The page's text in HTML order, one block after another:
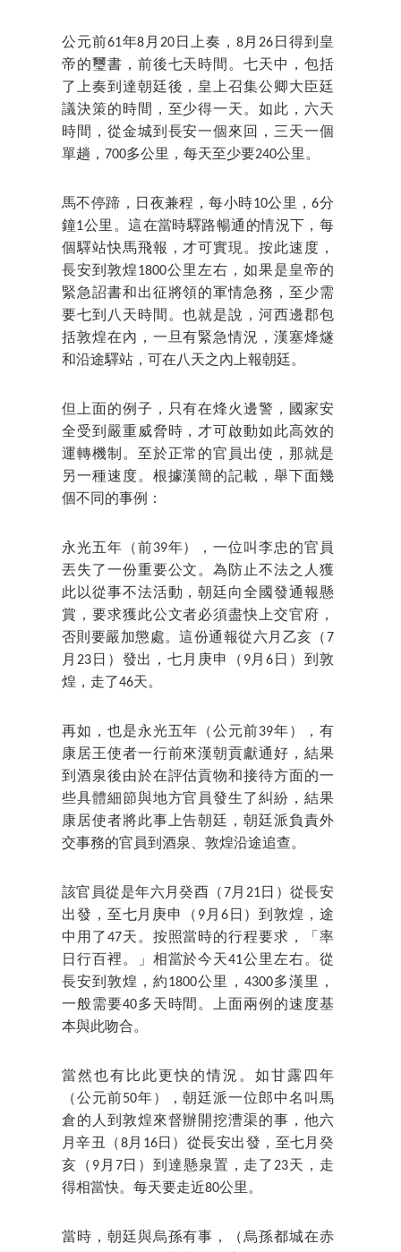
公元前61年8月20日上奏，8月26日得到皇
帝的璽書，前後七天時間。七天中，包括
了上奏到達朝廷後，皇上召集公卿大臣廷
議決策的時間，至少得一天。如此，六天
時間，從金城到長安一個來回，三天一個
單趟，700多公里，每天至少要240公里。
馬不停蹄，日夜兼程，每小時10公里，6分
鐘1公里。這在當時驛路暢通的情況下，每
個驛站快馬飛報，才可實現。按此速度，
長安到敦煌1800公里左右，如果是皇帝的
緊急詔書和出征將領的軍情急務，至少需
要七到八天時間。也就是說，河西邊郡包
括敦煌在內，一旦有緊急情況，漢塞烽燧
和沿途驛站，可在八天之內上報朝廷。
但上面的例子，只有在烽火邊警，國家安
全受到嚴重威脅時，才可啟動如此高效的
運轉機制。至於正常的官員出使，那就是
另一種速度。根據漢簡的記載，舉下面幾
個不同的事例：
永光五年（前39年），一位叫李忠的官員
丟失了一份重要公文。為防止不法之人獲
此以從事不法活動，朝廷向全國發通報懸
賞，要求獲此公文者必須盡快上交官府，
否則要嚴加懲處。這份通報從六月乙亥（7
月23日）發出，七月庚申（9月6日）到敦
煌，走了46天。
再如，也是永光五年（公元前39年），有
康居王使者一行前來漢朝貢獻通好，結果
到酒泉後由於在評估貢物和接待方面的一
些具體細節與地方官員發生了糾紛，結果
康居使者將此事上告朝廷，朝廷派負責外
交事務的官員到酒泉、敦煌沿途追查。
該官員從是年六月癸酉（7月21日）從長安
出發，至七月庚申（9月6日）到敦煌，途
中用了47天。按照當時的行程要求，「率
日行百裡。」相當於今天41公里左右。從
長安到敦煌，約1800公里，4300多漢里，
一般需要40多天時間。上面兩例的速度基
本與此吻合。
當然也有比此更快的情況。如甘露四年
（公元前50年），朝廷派一位郎中名叫馬
倉的人到敦煌來督辦開挖漕渠的事，他六
月辛丑（8月16日）從長安出發，至七月癸
亥（9月7日）到達懸泉置，走了23天，走
得相當快。每天要走近80公里。
當時，朝廷與烏孫有事，（烏孫都城在赤